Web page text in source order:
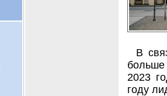
В
больше
2023
году